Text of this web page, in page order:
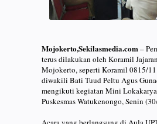
Mojokerto,Sekilasmedia.com–
terus dilakukan oleh Koramil
Mojokerto, seperti Koramil 0815/
diwakili Bati Tuud Peltu Agus
mengikuti kegiatan Mini
Puskesmas Watukenongo, Senin